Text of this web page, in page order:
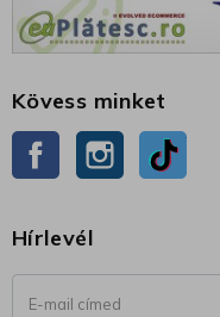
Kövess minket
Facebook Instagram
Hírlevél